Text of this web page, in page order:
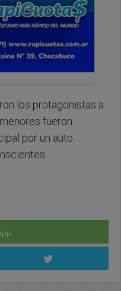
los protagonistas a
fueron
por un auto